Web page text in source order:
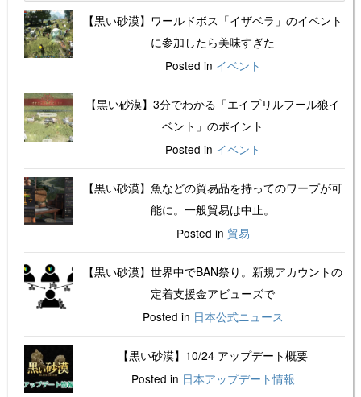
【黒い砂漠】ワールドボス「イザベラ」のイベント
に参加したら美味すぎた
Posted in イベント
【黒い砂漠】3分でわかる「エイプリルフール狼イ
ベント」のポイント
Posted in イベント
【黒い砂漠】魚などの貿易品を持ってのワープが可
能に。一般貿易は中止。
Posted in 貿易
【黒い砂漠】世界中でBAN祭り。新規アカウントの
定着支援金アビューズで
Posted in 日本公式ニュース
【黒い砂漠】10/24 アップデート概要
Posted in 日本アップデート情報